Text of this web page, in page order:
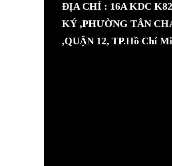
ĐỊA CHỈ : 16A KDC
KÝ ,PHƯỜNG TÂN
,QUẬN 12, TP.Hồ Chí